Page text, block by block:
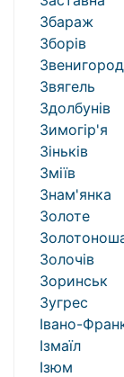
Збараж
Зборів
Звягель
Здолбунів
Зимогір'я
Зіньків
Зміїв
Знам'янка
Золоте
Золочів
Зоринськ
Зугрес
Івано-
Ізмаїл
Ізюм